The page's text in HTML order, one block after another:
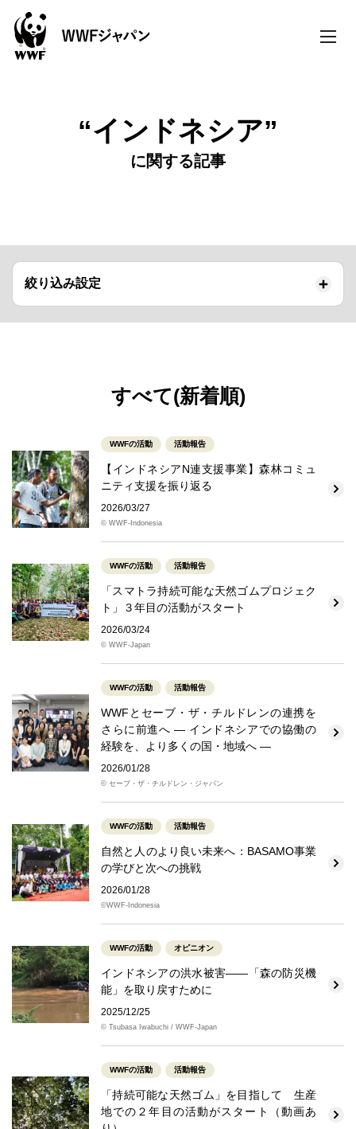
toggle
“インドネシア”
に関する記事
絞り込み設定
すべて(新着順)
WWFの活動 活動報告
【インドネシアN連支援事業】森林コミュ
ニティ支援を振り返る
2026/03/27
© WWF-Indonesia
WWFの活動 活動報告
「スマトラ持続可能な天然ゴムプロジェク
ト」３年目の活動がスタート
2026/03/24
© WWF-Japan
WWFの活動 活動報告
WWFとセーブ・ザ・チルドレンの連携を
さらに前進へ ― インドネシアでの協働の
経験を、より多くの国・地域へ ―
2026/01/28
© セーブ・ザ・チルドレン・ジャパン
WWFの活動 活動報告
自然と人のより良い未来へ：BASAMO事業
の学びと次への挑戦
2026/01/28
©WWF-Indonesia
WWFの活動 オピニオン
インドネシアの洪水被害――「森の防災機
能」を取り戻すために
2025/12/25
© Tsubasa Iwabuchi / WWF-Japan
WWFの活動 活動報告
「持続可能な天然ゴム」を目指して 生産
地での２年目の活動がスタート（動画あ